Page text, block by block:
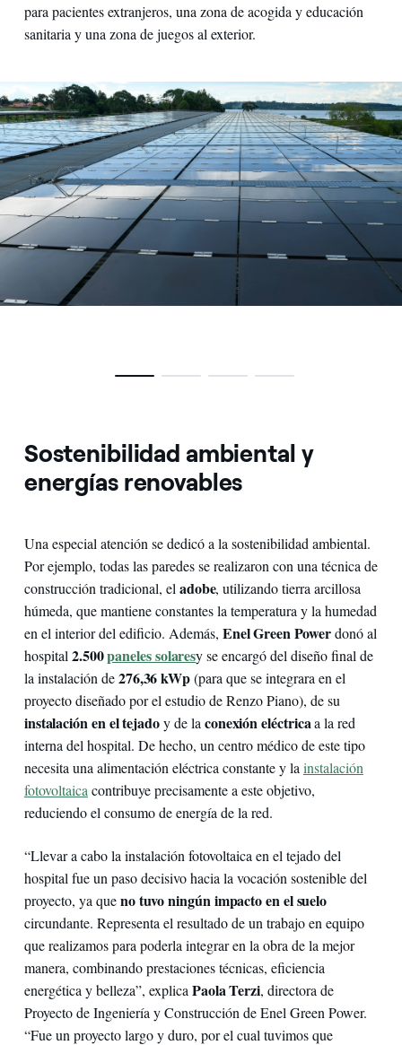
para pacientes extranjeros, una zona de acogida y educación
sanitaria y una zona de juegos al exterior.
Sostenibilidad ambiental y
energías renovables
Una especial atención se dedicó a la sostenibilidad ambiental.
Por ejemplo, todas las paredes se realizaron con una técnica de
construcción tradicional, el adobe, utilizando tierra arcillosa
húmeda, que mantiene constantes la temperatura y la humedad
en el interior del edificio. Además, Enel Green Powerdonó al
hospital 2.500paneles solaresy se encargó del diseño final de
la instalación de276,36 kWp(para que se integrara en el
proyecto diseñado por el estudio de Renzo Piano), de su
instalación en el tejadoy de la conexión eléctricaa la red
interna del hospital. De hecho, un centro médico de este tipo
necesita una alimentación eléctrica constante y la instalación
fotovoltaica contribuye precisamente a este objetivo,
reduciendo el consumo de energía de la red.
“Llevar a cabo la instalación fotovoltaica en el tejado del
hospital fue un paso decisivo hacia la vocación sostenible del
proyecto, ya queno tuvo ningún impacto en el suelo
circundante. Representa el resultado de un trabajo en equipo
que realizamos para poderla integrar en la obra de la mejor
manera, combinando prestaciones técnicas, eficiencia
energética y belleza”, explica Paola Terzi, directora de
Proyecto de Ingeniería y Construcción de Enel Green Power.
“Fue un proyecto largo y duro, por el cual tuvimos que